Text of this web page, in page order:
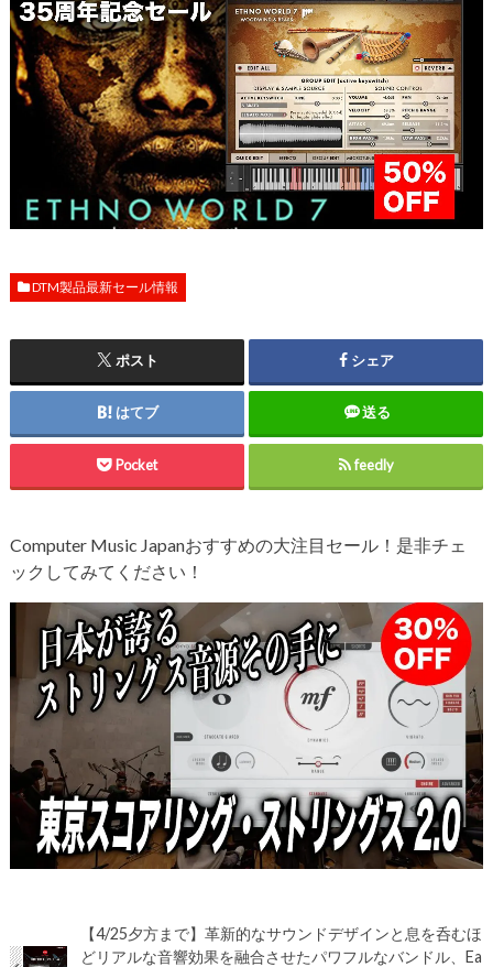
DTM製品最新セール情報
ポスト シェア
はてブ 送る
Pocket feedly
Computer Music Japanおすすめの大注目セール！是非チェ
ックしてみてください！
【4/25夕方まで】革新的なサウンドデザインと息を呑むほ
どリアルな音響効果を融合させたパワフルなバンドル、Ea